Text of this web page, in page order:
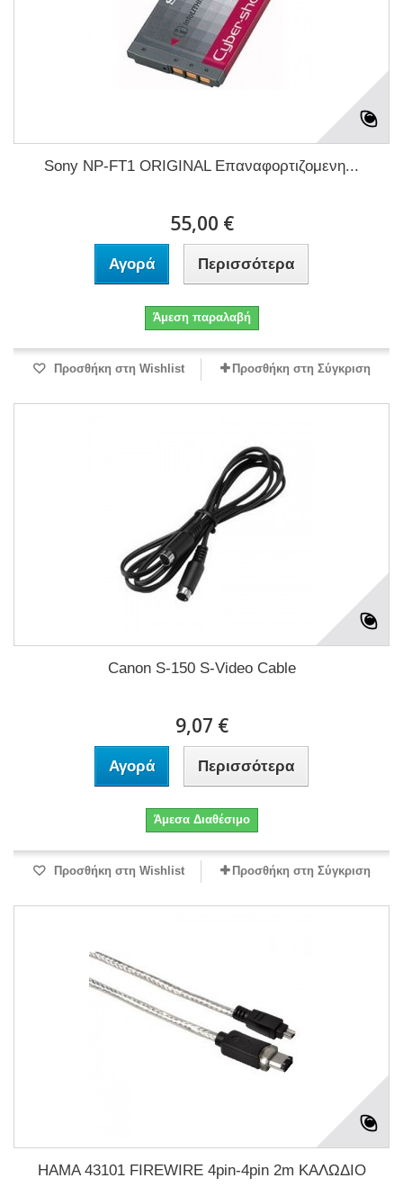
Sony NP-FT1 ORIGINAL Επαναφορτιζομενη...
55,00 €
Αγορά Περισσότερα
Άμεση παραλαβή
Προσθήκη στη Wishlist Προσθήκη στη Σύγκριση
Canon S-150 S-Video Cable
9,07 €
Αγορά Περισσότερα
Άμεσα Διαθέσιμο
Προσθήκη στη Wishlist Προσθήκη στη Σύγκριση
HAMA 43101 FIREWIRE 4pin-4pin 2m ΚΑΛΩΔΙΟ